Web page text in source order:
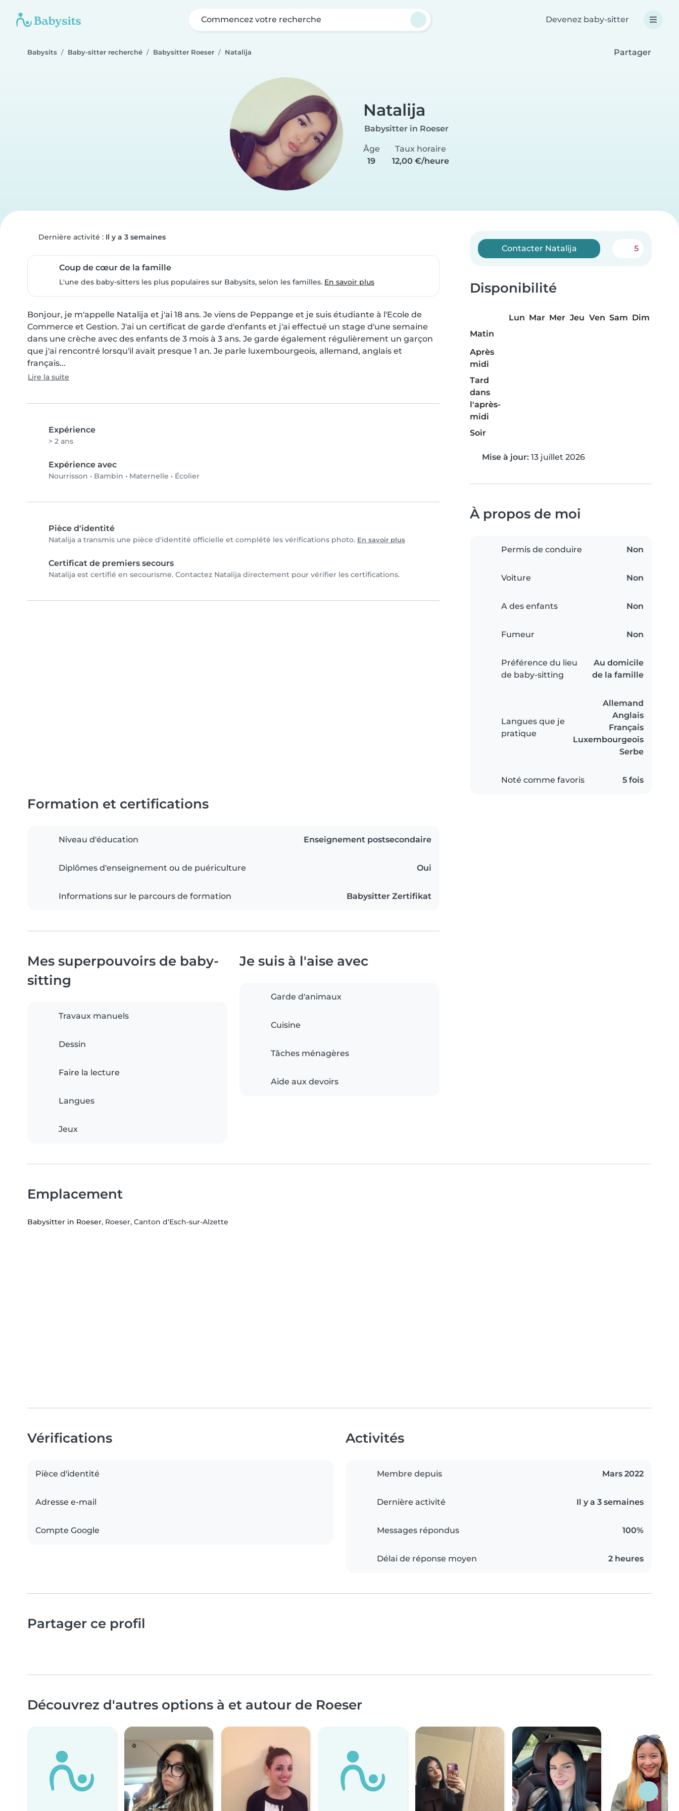
Commencez votre recherche Devenez baby-sitter
Babysits Baby-sitter recherché Babysitter Roeser Natalija Partager
Natalija
Babysitter in Roeser
Âge
19
Taux horaire
12,00 €/heure
Dernière activité : Il y a 3 semaines
Coup de cœur de la famille
L'une des baby-sitters les plus populaires sur Babysits, selon les familles. En savoir plus
Bonjour, je m'appelle Natalija et j'ai 18 ans. Je viens de Peppange et je suis étudiante à l'Ecole de
Commerce et Gestion. J'ai un certificat de garde d'enfants et j'ai effectué un stage d'une semaine
dans une crèche avec des enfants de 3 mois à 3 ans. Je garde également régulièrement un garçon
que j'ai rencontré lorsqu'il avait presque 1 an. Je parle luxembourgeois, allemand, anglais et
français...
Lire la suite
Expérience
> 2 ans
Expérience avec
Nourrisson • Bambin • Maternelle • Écolier
Pièce d'identité
Natalija a transmis une pièce d'identité officielle et complété les vérifications photo. En savoir plus
Certificat de premiers secours
Natalija est certifié en secourisme. Contactez Natalija directement pour vérifier les certifications.
Contacter Natalija 5
Disponibilité
Lun Mar Mer Jeu Ven Sam Dim
Matin
Après
midi
Tard
dans
l'après-
midi
Soir
Mise à jour: 13 juillet 2026
À propos de moi
Permis de conduire Non
Voiture Non
A des enfants Non
Fumeur Non
Préférence du lieu
de baby-sitting
Au domicile
de la famille
Langues que je
pratique
Allemand
Anglais
Français
Luxembourgeois
Serbe
Noté comme favoris 5 fois
Formation et certifications
Niveau d'éducation Enseignement postsecondaire
Diplômes d'enseignement ou de puériculture Oui
Informations sur le parcours de formation Babysitter Zertifikat
Mes superpouvoirs de baby-
sitting
Travaux manuels
Dessin
Faire la lecture
Langues
Jeux
Je suis à l'aise avec
Garde d'animaux
Cuisine
Tâches ménagères
Aide aux devoirs
Emplacement
Babysitter in Roeser, Roeser, Canton d'Esch-sur-Alzette
Vérifications
Pièce d'identité
Adresse e-mail
Compte Google
Activités
Membre depuis Mars 2022
Dernière activité Il y a 3 semaines
Messages répondus 100%
Délai de réponse moyen 2 heures
Partager ce profil
Découvrez d'autres options à et autour de Roeser